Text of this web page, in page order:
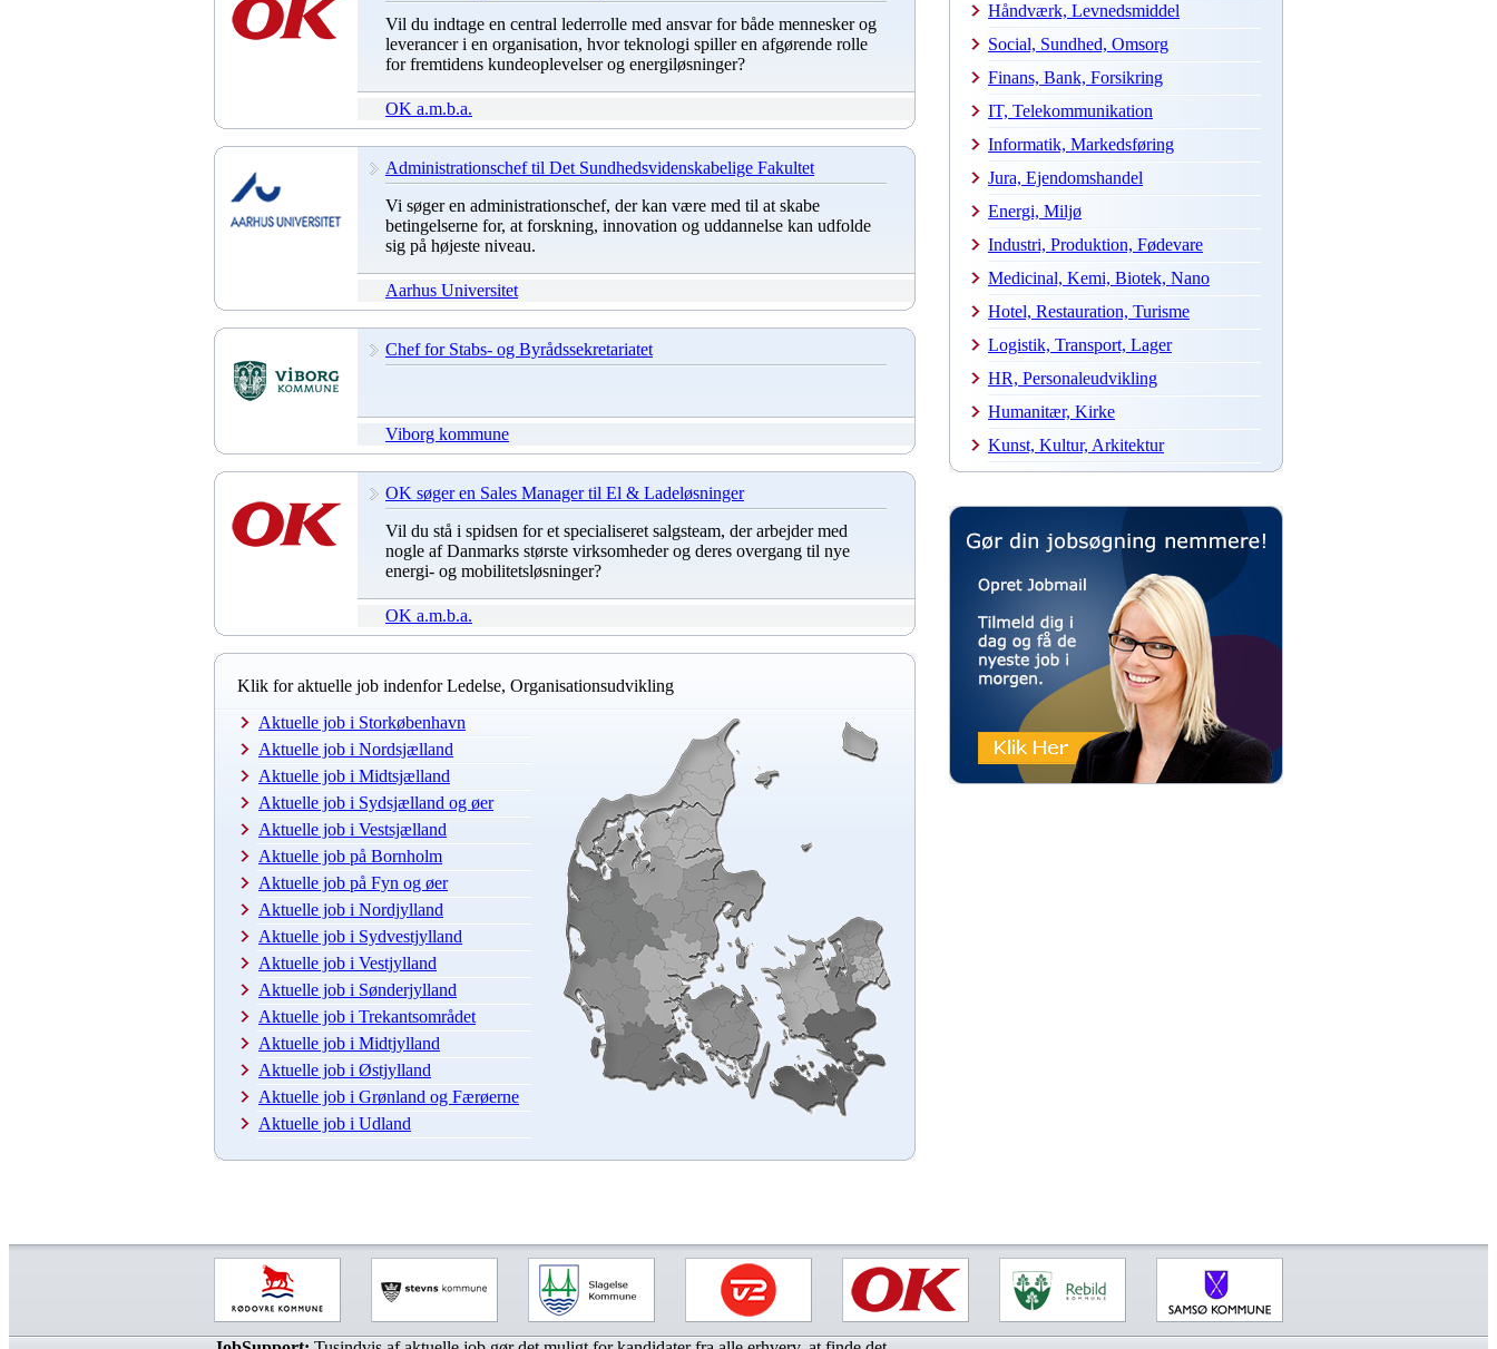
Vil du indtage en central lederrolle med ansvar for både mennesker og
leverancer i en organisation, hvor teknologi spiller en afgørende rolle
for fremtidens kundeoplevelser og energiløsninger?
OK a.m.b.a.
Administrationschef til Det Sundhedsvidenskabelige Fakultet
Vi søger en administrationschef, der kan være med til at skabe
betingelserne for, at forskning, innovation og uddannelse kan udfolde
sig på højeste niveau.
Aarhus Universitet
Chef for Stabs- og Byrådssekretariatet
Viborg kommune
OK søger en Sales Manager til El & Ladeløsninger
Vil du stå i spidsen for et specialiseret salgsteam, der arbejder med
nogle af Danmarks største virksomheder og deres overgang til nye
energi- og mobilitetsløsninger?
OK a.m.b.a.
Klik for aktuelle job indenfor Ledelse, Organisationsudvikling
Aktuelle job i Storkøbenhavn
Aktuelle job i Nordsjælland
Aktuelle job i Midtsjælland
Aktuelle job i Sydsjælland og øer
Aktuelle job i Vestsjælland
Aktuelle job på Bornholm
Aktuelle job på Fyn og øer
Aktuelle job i Nordjylland
Aktuelle job i Sydvestjylland
Aktuelle job i Vestjylland
Aktuelle job i Sønderjylland
Aktuelle job i Trekantsområdet
Aktuelle job i Midtjylland
Aktuelle job i Østjylland
Aktuelle job i Grønland og Færøerne
Aktuelle job i Udland
Håndværk, Levnedsmiddel
Social, Sundhed, Omsorg
Finans, Bank, Forsikring
IT, Telekommunikation
Informatik, Markedsføring
Jura, Ejendomshandel
Energi, Miljø
Industri, Produktion, Fødevare
Medicinal, Kemi, Biotek, Nano
Hotel, Restauration, Turisme
Logistik, Transport, Lager
HR, Personaleudvikling
Humanitær, Kirke
Kunst, Kultur, Arkitektur